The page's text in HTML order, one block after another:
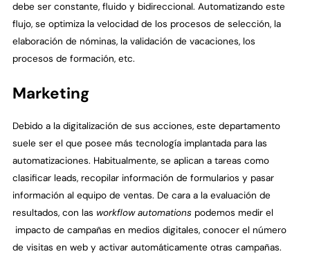
debe ser constante, fluido y bidireccional. Automatizando este
flujo, se optimiza la velocidad de los procesos de selección, la
elaboración de nóminas, la validación de vacaciones, los
procesos de formación, etc.
Marketing
Debido a la digitalización de sus acciones, este departamento
suele ser el que posee más tecnología implantada para las
automatizaciones. Habitualmente, se aplican a tareas como
clasificar leads, recopilar información de formularios y pasar
información al equipo de ventas. De cara a la evaluación de
resultados, con las workflow automations podemos medir el
impacto de campañas en medios digitales, conocer el número
de visitas en web y activar automáticamente otras campañas.